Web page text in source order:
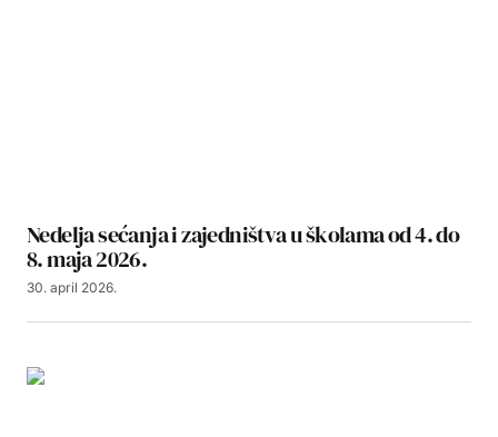
Nedelja sećanja i zajedništva u školama od 4. do
8. maja 2026.
30. april 2026.